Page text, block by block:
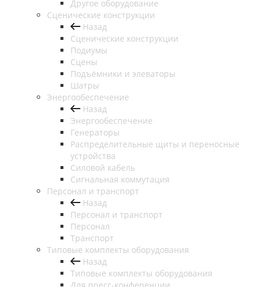
Другое оборудование
Сценические конструкции
Назад
Сценические конструкции
Подиумы
Сцены
Подъёмники и элеваторы
Шатры
Энергообеспечение
Назад
Энергообеспечение
Генераторы
Распределительные щиты и переносные
устройства
Силовой кабель
Сигнальная коммутация
Персонал и транспорт
Назад
Персонал и транспорт
Персонал
Транспорт
Типовые комплекты оборудования
Назад
Типовые комплекты оборудования